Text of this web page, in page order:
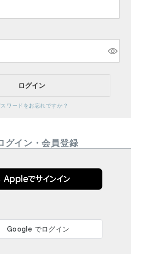
ログイン
ワードをお忘れですか？
グイン・会員登録
でサインイン